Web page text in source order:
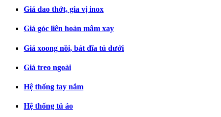
Giá dao thớt, gia vị inox
Giá góc liên hoàn mâm xay
Giá xoong nồi, bát đĩa tủ dưới
Giá treo ngoài
Hệ thống tay nắm
Hệ thống tủ áo